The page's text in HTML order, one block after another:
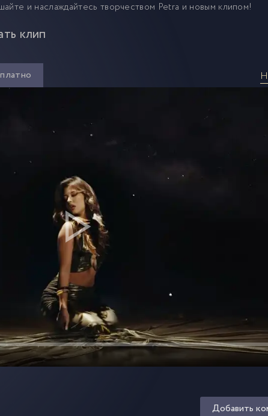
и наслаждайтесь творчеством Petra и новым клипом!
клип
Добавить